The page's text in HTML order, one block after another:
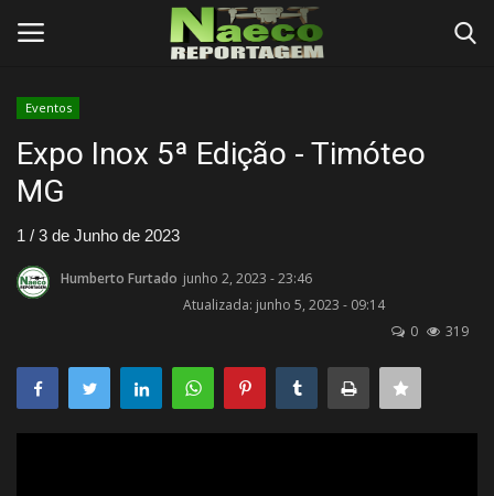
Início
Negócios
Eventos
Expo Inox 5ª Edição - Timóteo
MG
1 / 3 de Junho de 2023
Humberto Furtado junho 2, 2023 - 23:46
Atualizada: junho 5, 2023 - 09:14
0
319